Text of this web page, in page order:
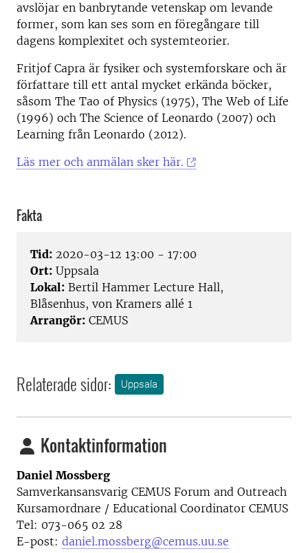
avslöjar en banbrytande vetenskap om levande
former, som kan ses som en föregångare till
dagens komplexitet och systemteorier.
Fritjof Capra är fysiker och systemforskare och är
författare till ett antal mycket erkända böcker,
såsom The Tao of Physics (1975), The Web of Life
(1996) och The Science of Leonardo (2007) och
Learning från Leonardo (2012).
Läs mer och anmälan sker här.
Fakta
Tid: 2020-03-12 13:00 - 17:00
Ort: Uppsala
Lokal: Bertil Hammer Lecture Hall,
Blåsenhus, von Kramers allé 1
Arrangör: CEMUS
Relaterade sidor: Uppsala
Kontaktinformation
Daniel Mossberg
Samverkansansvarig CEMUS Forum and Outreach
Kursamordnare / Educational Coordinator CEMUS
Tel: 073-065 02 28
E-post: daniel.mossberg@cemus.uu.se